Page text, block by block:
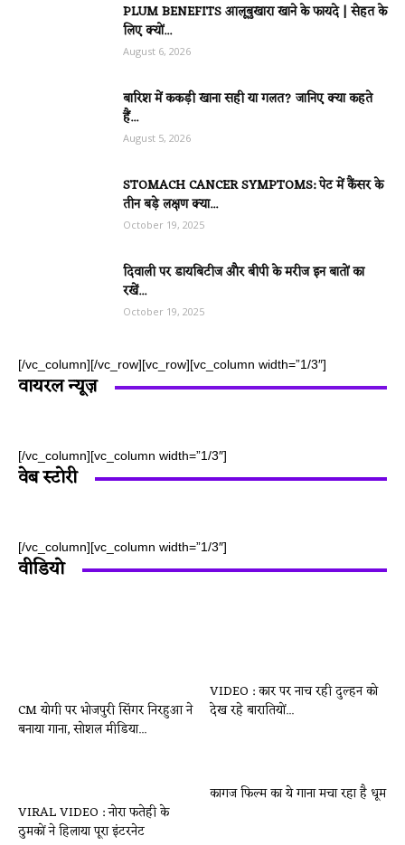
PLUM BENEFITS आलूबुखारा खाने के फायदे | सेहत के
लिए क्यों...
August 6, 2026
बारिश में ककड़ी खाना सही या गलत? जानिए क्या कहते
हैं...
August 5, 2026
STOMACH CANCER SYMPTOMS: पेट में कैंसर के
तीन बड़े लक्षण क्या...
October 19, 2025
दिवाली पर डायबिटीज और बीपी के मरीज इन बातों का
रखें...
October 19, 2025
[/vc_column][/vc_row][vc_row][vc_column width=”1/3″]
वायरल न्यूज़
[/vc_column][vc_column width=”1/3″]
वेब स्टोरी
[/vc_column][vc_column width=”1/3″]
वीडियो
CM योगी पर भोजपुरी सिंगर निरहुआ ने
बनाया गाना, सोशल मीडिया...
VIDEO : कार पर नाच रही दुल्हन को
देख रहे बारातियों...
VIRAL VIDEO : नोरा फतेही के
ठुमकों ने हिलाया पूरा इंटरनेट
कागज फिल्म का ये गाना मचा रहा है धूम